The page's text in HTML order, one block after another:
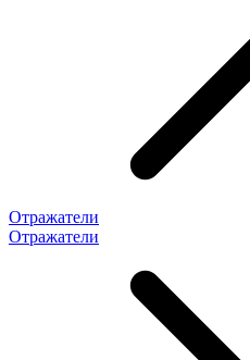
Отражатели
Отражатели